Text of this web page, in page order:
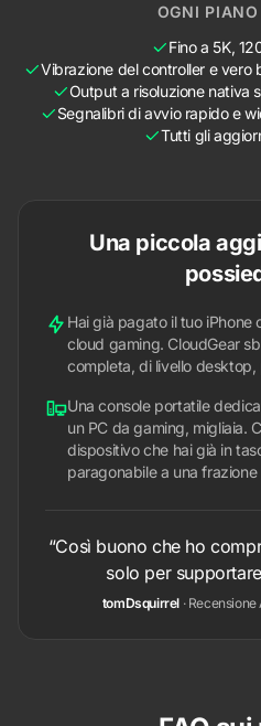
OGNI
Fino a 5K,
Vibrazione del controller e vero
Output a risoluzione nativa
Segnalibri di avvio rapido e
Tutti gli
Una piccola
Hai già pagato il tuo iPhone
cloud gaming. CloudGear
completa, di livello
Una console portatile
un PC da gaming, migliaia.
dispositivo che hai già in
paragonabile a una
“Così buono che ho
solo per
tomDsquirrel ·